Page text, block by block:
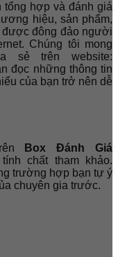
tổng hợp và đánh giá
hiệu, sản phẩm,
được đông đảo người
Chúng tôi mong
sẻ trên website:
đọc những thông tin
của bạn trở nên dễ
Box Đánh Giá
tính chất tham khảo.
trường hợp bạn tự ý
chuyên gia trước.